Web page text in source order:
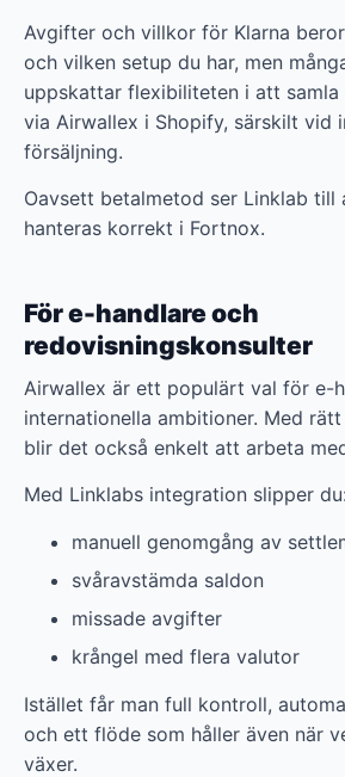
Avgifter och villkor för Klarna
och vilken setup du har, men
uppskattar flexibiliteten i att
via Airwallex i Shopify, särskilt vid
försäljning.
Oavsett betalmetod ser Linklab
hanteras korrekt i Fortnox.
För e-handlare och
redovisningskonsulter
Airwallex är ett populärt val för e-
internationella ambitioner. Med
blir det också enkelt att arbeta
Med Linklabs integration slipper du:
manuell genomgång av
svåravstämda saldon
missade avgifter
krångel med flera valutor
Istället får man full kontroll,
och ett flöde som håller även när
växer.